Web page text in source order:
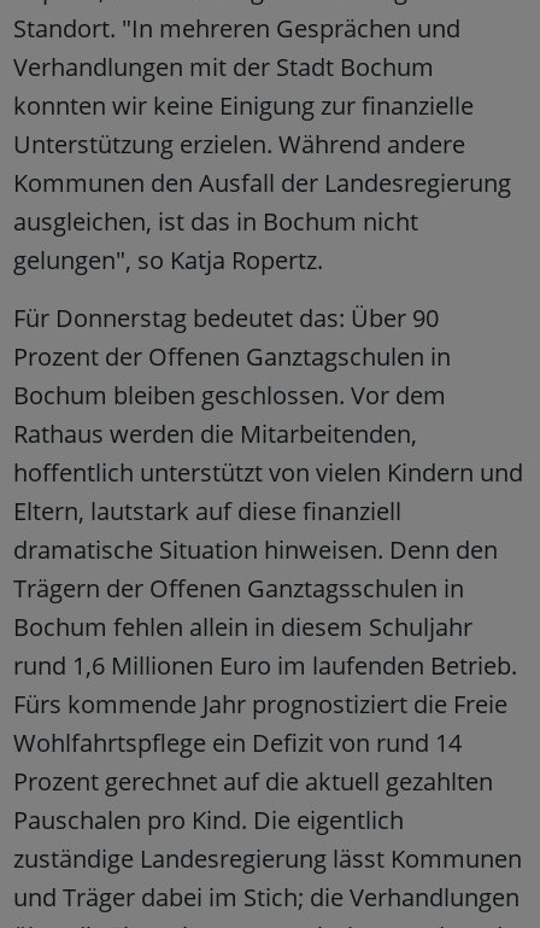
Standort. "In mehreren Gesprächen und
Verhandlungen mit der Stadt Bochum
konnten wir keine Einigung zur finanzielle
Unterstützung erzielen. Während andere
Kommunen den Ausfall der Landesregierung
ausgleichen, ist das in Bochum nicht
gelungen", so Katja Ropertz.
Für Donnerstag bedeutet das: Über 90
Prozent der Offenen Ganztagschulen in
Bochum bleiben geschlossen. Vor dem
Rathaus werden die Mitarbeitenden,
hoffentlich unterstützt von vielen Kindern und
Eltern, lautstark auf diese finanziell
dramatische Situation hinweisen. Denn den
Trägern der Offenen Ganztagsschulen in
Bochum fehlen allein in diesem Schuljahr
rund 1,6 Millionen Euro im laufenden Betrieb.
Fürs kommende Jahr prognostiziert die Freie
Wohlfahrtspflege ein Defizit von rund 14
Prozent gerechnet auf die aktuell gezahlten
Pauschalen pro Kind. Die eigentlich
zuständige Landesregierung lässt Kommunen
und Träger dabei im Stich; die Verhandlungen